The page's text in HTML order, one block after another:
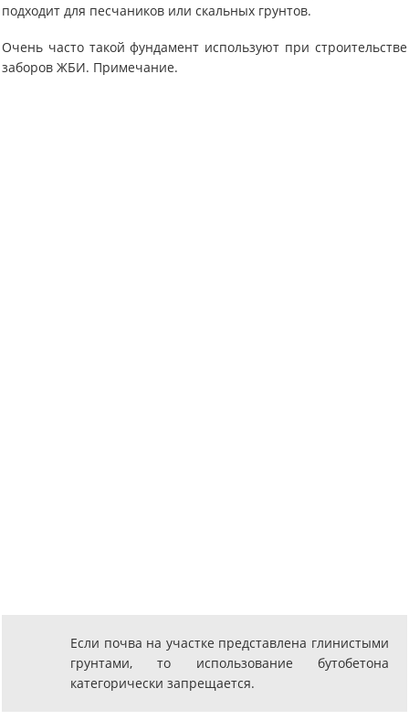
подходит для песчаников или скальных грунтов.
Очень часто такой фундамент используют при строительстве
заборов ЖБИ. Примечание.
Если почва на участке представлена глинистыми
грунтами, то использование бутобетона
категорически запрещается.